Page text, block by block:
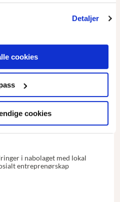
Detaljer
cookies
cookies
i nabolaget med lokal
entreprenørskap